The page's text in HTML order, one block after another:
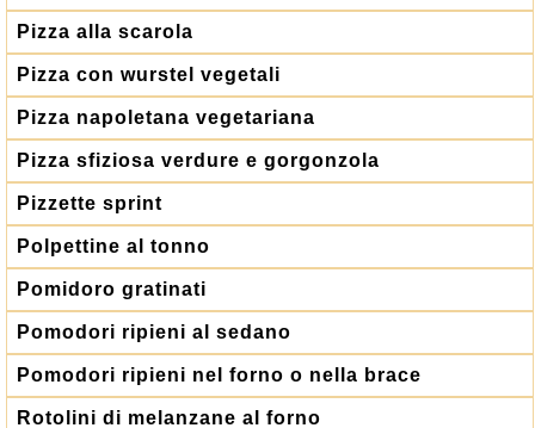
Pizza alla scarola
Pizza con wurstel vegetali
Pizza napoletana vegetariana
Pizza sfiziosa verdure e gorgonzola
Pizzette sprint
Polpettine al tonno
Pomidoro gratinati
Pomodori ripieni al sedano
Pomodori ripieni nel forno o nella brace
Rotolini di melanzane al forno